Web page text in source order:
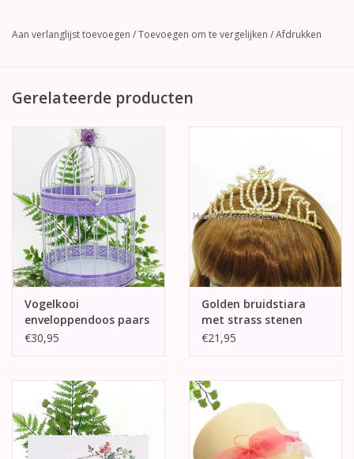
Aan verlanglijst toevoegen /Toevoegen om te vergelijken /Afdrukken
Gerelateerde producten
Vogelkooi
enveloppendoos paars
en wit versierd
€30,95
Golden bruidstiara
met strass stenen
€21,95